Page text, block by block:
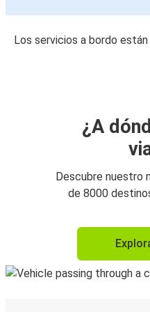
Los servicios a bordo
¿A
Descubre nuestro
de 8000